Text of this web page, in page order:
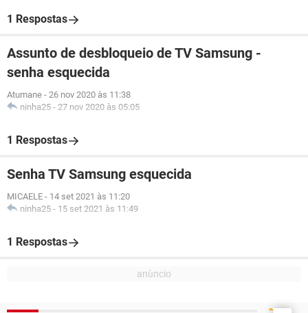
1 Respostas
Assunto de desbloqueio de TV Samsung -
senha esquecida
Atumane - 26 nov 2020 às 11:38
ninha25 - 27 nov 2020 às 05:05
1 Respostas
Senha TV Samsung esquecida
MICAELE - 14 set 2021 às 11:20
ninha25 - 15 set 2021 às 11:49
1 Respostas